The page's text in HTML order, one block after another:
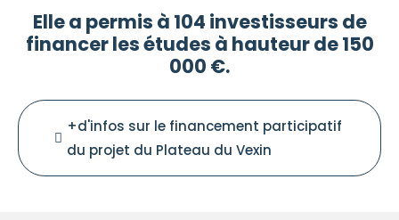
Elle a permis à 104 investisseurs de
financer les études à hauteur de 150
000 €.
+d'infos sur le financement participatif
du projet du Plateau du Vexin